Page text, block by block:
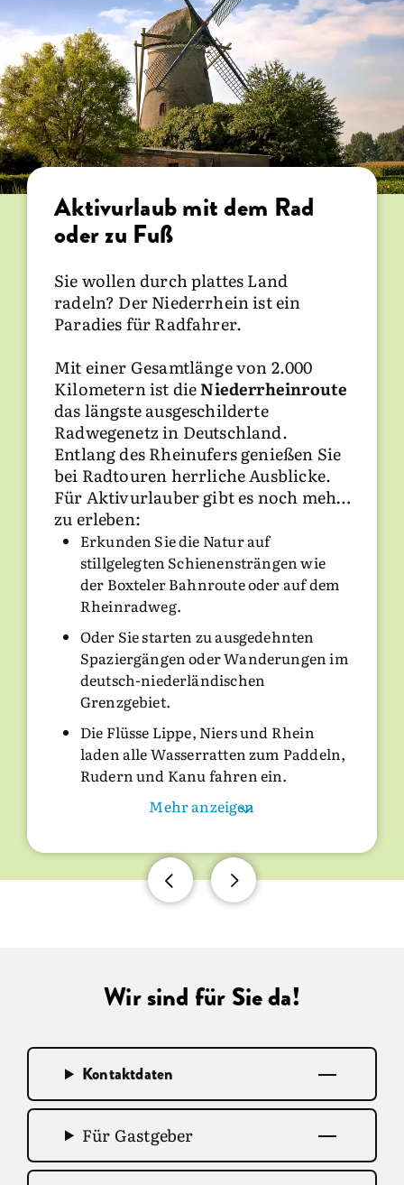
Aktivurlaub mit dem Rad
oder zu Fuß
Sie wollen durch plattes Land
radeln? Der Niederrhein ist ein
Paradies für Radfahrer.
Mit einer Gesamtlänge von 2.000
Kilometern ist dieNiederrheinroute
das längste ausgeschilderte
Radwegenetz in Deutschland.
Entlang des Rheinufers genießen Sie
bei Radtouren herrliche Ausblicke.
Für Aktivurlauber gibt es noch mehr
zu erleben:
Erkunden Sie die Natur auf
stillgelegten Schienensträngen wie
der Boxteler Bahnroute oder auf dem
Rheinradweg.
Oder Sie starten zu ausgedehnten
Spaziergängen oder Wanderungen im
deutsch-niederländischen
Grenzgebiet.
Die Flüsse Lippe, Niers und Rhein
laden alle Wasserratten zum Paddeln,
Rudern und Kanu fahren ein.
Die Skihalle Neuss verbindet Rodeln
Klettern und Golf spielen im Sommer.
Mehr anzeigen
Die schönsten Ausflugsziele
am Niederrhein
Museum Schloss Moyland
Xanten: Römerpark & Dom St. Victor
Kloster Kamp
Radeln auf der Niederrheinroute
Skihalle Neuss
Auf den Spuren der Römer
von der Region am Niederrhein. Sie
erbauten hier dieeinzige römische
Stadt nördlich der Alpen
und zahlreichen Ausgrabungen ist
Xanten die Stadt mit Antike zum
Anfassen. DerArchäologische Park
in Xanten, auch Römerpark
genannt, lädt zu spannenden
Entdecker- und Forschertouren ein.
Groß und Klein bestaunen die
handwerklichen Vorführungen und
ausgefallenen Spiele aus der
Römerzeit.
Interessante Sehenswürdigkeiten am
Niederrhein sind
Schloss Benrath. Sie sind
Höhepunkte auf jedem Ausflug.
Schloss Moyland, das imposante
Wasserschloss bei Bedburg-Hau,
beherbergt die weltweit größte
Joseph Beuys-Ausstellung.
Besuchen Sie die Städte Kleve, Wesel
und Mönchengladbach. Sie sind
ebenso ein Besuch wert wie die
Wassersportzentrum vor den Toren
der Stadt.
Wir sind für Sie da!
Kontaktdaten
Für Gastgeber